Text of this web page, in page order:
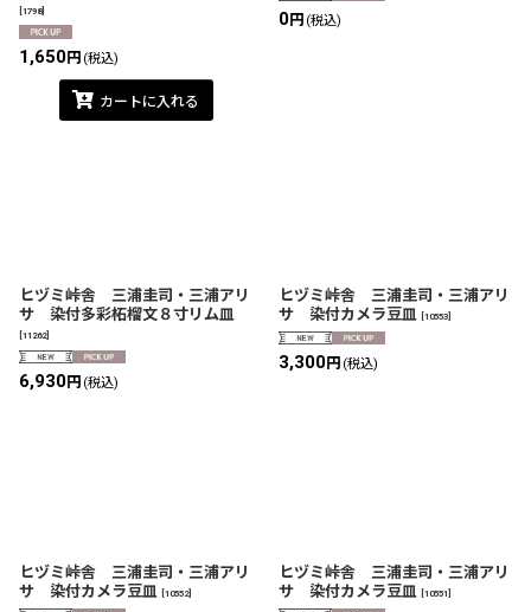
[1798]
1,650円 (税込)
カートに入れる
0円 (税込)
ヒヅミ峠舎 三浦圭司・三浦アリ
サ 染付多彩柘榴文８寸リム皿
11262]
6,930円 (税込)
ヒヅミ峠舎 三浦圭司・三浦アリ
サ 染付カメラ豆皿
10553
3,300円 (税込)
ヒヅミ峠舎 三浦圭司・三浦アリ
サ 染付カメラ豆皿
10552]
ヒヅミ峠舎 三浦圭司・三浦アリ
サ 染付カメラ豆皿
10551